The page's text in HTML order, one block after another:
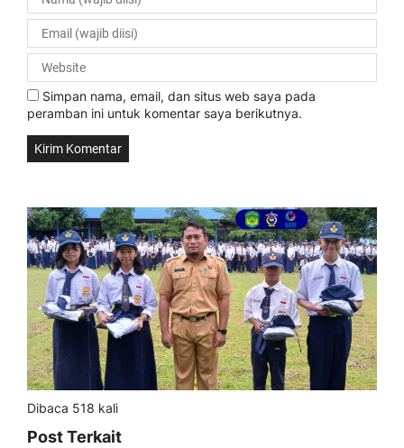
Simpan nama, email, dan situs web saya pada
peramban ini untuk komentar saya berikutnya.
Dibaca 518 kali
Post Terkait